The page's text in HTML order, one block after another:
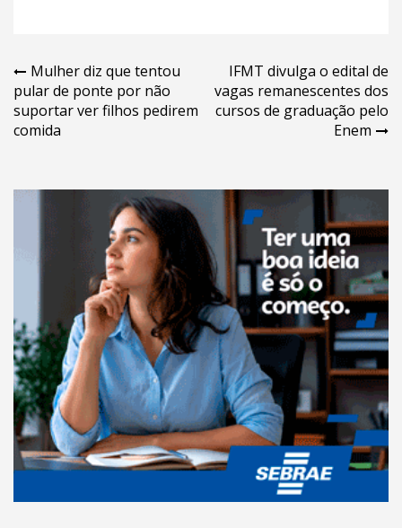
Navegação
de
Post
Mulher diz que tentou
pular de ponte por não
suportar ver filhos pedirem
comida
IFMT divulga o edital de
vagas remanescentes dos
cursos de graduação pelo
Enem